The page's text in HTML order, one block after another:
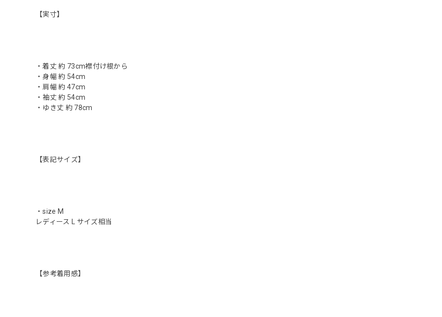
【実寸】
・着丈 約 73cm襟付け根から
・身幅 約 54cm
・肩幅 約 47cm
・袖丈 約 54cm
・ゆき丈 約 78cm
【表記サイズ】
・size M
レディース L サイズ相当
【参考着用感】